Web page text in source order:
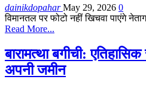
dainikdopaharMay 29, 2026 0
विमानतल पर फोटो नहीं खिचवा पाएंगे
Read More...
बारामत्था बगीची:
अपनी जमीन